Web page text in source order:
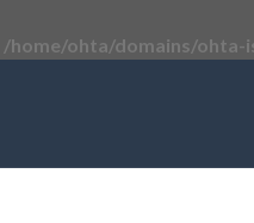
/home/ohta/domains/